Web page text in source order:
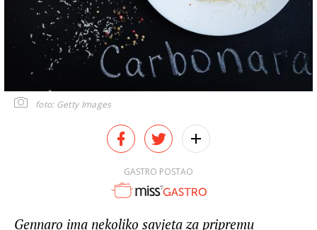
foto: Getty Images
GASTRO POSTAO
Gennaro ima nekoliko savjeta za pripremu